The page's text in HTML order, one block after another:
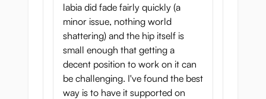
labia did fade fairly quickly (a
minor issue, nothing world
shattering) and the hip itself is
small enough that getting a
decent position to work on it can
be challenging. I've found the best
way is to have it supported on